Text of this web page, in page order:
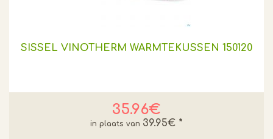
SISSEL VINOTHERM WARMTEKUSSEN 150120
35.96€
39.95€ *